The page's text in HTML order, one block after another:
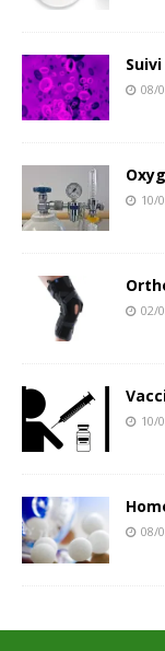
Suivi
08/
10/
02/
10/
08/